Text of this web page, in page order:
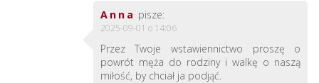
Anna pisze:
2025-09-01 o 14:06
Przez Twoje wstawiennictwo proszę o
powrót męża do rodziny i walkę o naszą
miłość, by chciał ja podjąć.